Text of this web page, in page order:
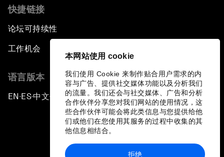
本网站使用 cookie
我们使用 Cookie 来制作贴合用户需求的内
容与广告、提供社交媒体功能以及分析我们
的流量。我们还会与社交媒体、广告和分析
合作伙伴分享您对我们网站的使用情况，这
些合作伙伴可能会将此类信息与您提供给他
们或他们在您使用其服务的过程中收集的其
他信息相结合。
拒绝
快捷链接
论坛可持续性
工作机会
语言版本
EN ▪ES▪中文▪ 日本語